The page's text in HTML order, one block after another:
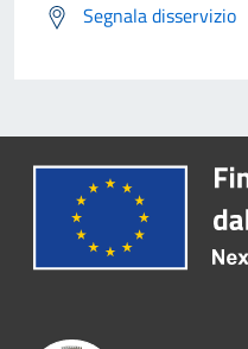
Segnala disservizio